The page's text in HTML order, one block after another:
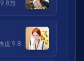
9.8万
度9.8万